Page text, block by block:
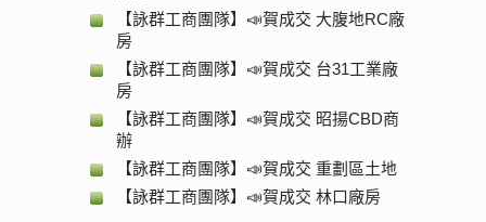
【詠群工商團隊】📣賀成交 大腹地RC廠
房
【詠群工商團隊】📣賀成交 台31工業廠
房
【詠群工商團隊】📣賀成交 昭揚CBD商
辦
【詠群工商團隊】📣賀成交 重劃區土地
【詠群工商團隊】📣賀成交 林口廠房